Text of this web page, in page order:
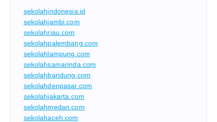
sekolahindonesia.id
sekolahjambi.com
sekolahriau.com
sekolahpalembang.com
sekolahlampung.com
sekolahsamarinda.com
sekolahbandung.com
sekolahdenpasar.com
sekolahjakarta.com
sekolahmedan.com
sekolahaceh.com